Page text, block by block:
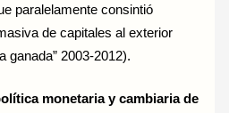
paralelamente consintió
de capitales al exterior
ganada” 2003-2012).
monetaria y cambiaria de